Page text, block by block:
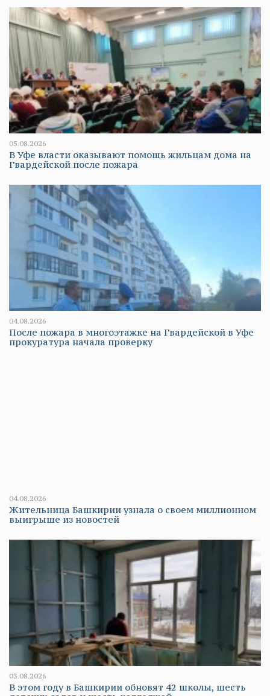
05.08.2026
В Уфе власти оказывают помощь жильцам дома на
Гвардейской после пожара
04.08.2026
После пожара в многоэтажке на Гвардейской в Уфе
прокуратура начала проверку
04.08.2026
Жительница Башкирии узнала о своем миллионном
выигрыше из новостей
03.08.2026
В этом году в Башкирии обновят 42 школы, шесть